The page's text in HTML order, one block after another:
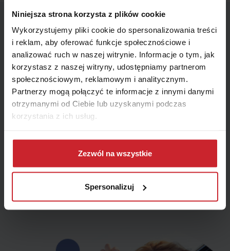
Niniejsza strona korzysta z plików cookie
Wykorzystujemy pliki cookie do spersonalizowania treści
i reklam, aby oferować funkcje społecznościowe i
analizować ruch w naszej witrynie. Informacje o tym, jak
korzystasz z naszej witryny, udostępniamy partnerom
społecznościowym, reklamowym i analitycznym.
Partnerzy mogą połączyć te informacje z innymi danymi
otrzymanymi od Ciebie lub uzyskanymi podczas
korzystania z ich usług.
Dowiedz się więcej na temat tego, kim jesteśmy, jak
można się z nami skontaktować i w jaki sposób
przetwarzamy dane osobowe w ramachPolityki
Zezwól na wszystkie
Spersonalizuj
Wskaż miesiąc końca polisy – zagwarantujemy Ci ofertę
z najniższą ceną.
Miesiąc
Jak możemy się z Tobą skontaktować?
Telefon E-mail
Telefon
Zamów kontakt